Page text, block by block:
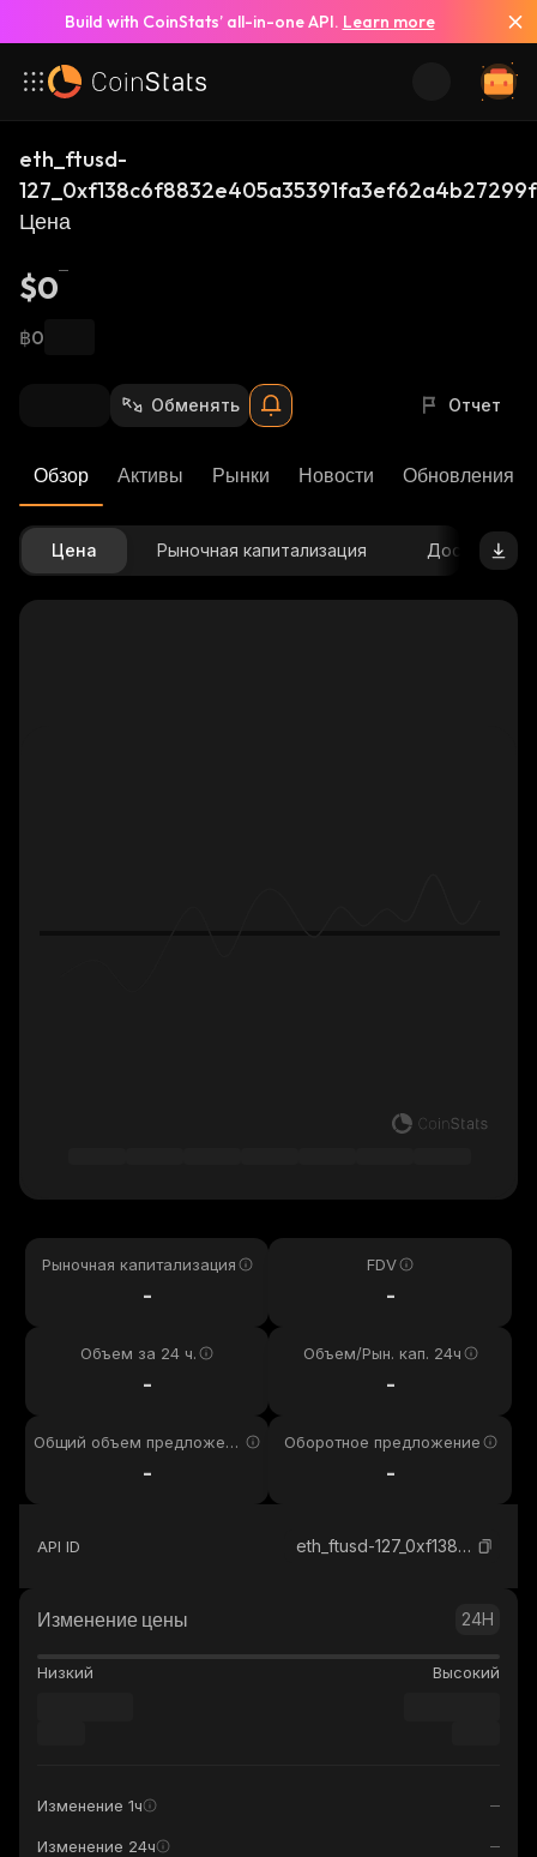
Build with CoinStats’ all-in-one API. Learn more
eth_ftusd-
Цена
$0
฿0
Обменять Отчет
Обзор Активы Рынки Новости Обновления
Цена Рыночная капитализация Доступное
Рыночная капитализация
-
FDV
-
Объем за 24 ч.
-
Объем/Рын. кап. 24ч
-
Общий объем предложени
-
Оборотное предложение
-
API ID eth_ftusd-127_0xf138c6f8832e405a35391fa3ef62a4b27299f2d4
Изменение цены 24H
Низкий Высокий
Изменение 1ч
Изменение 24ч